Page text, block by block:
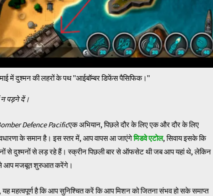
में दुश्मन की लहरों के पथ "आईबॉम्बर डिफेंस पैसिफिक।"
न पड़ने दें।
Defence Pacificएक अभियान, पिछले दौर के लिए एक और दौर के लिए
के समान है। इस स्तर में, आप वापस आ जाएंगेमिडवे एटोल, सिवाय इसके कि
से दुश्मनों से लड़ रहे हैं। स्क्रीन पिछली बार से ऑफसेट थी जब आप यहां थे, लेकिन
आप मजबूत शुरुआत करेंगे।
महत्वपूर्ण है कि आप सुनिश्चित करें कि आप मिशन को जितना संभव हो सके समाप्त